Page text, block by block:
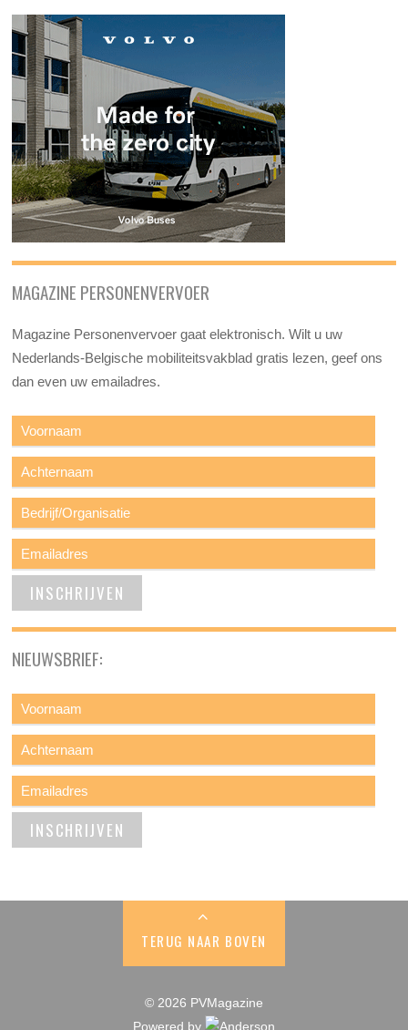
MAGAZINE PERSONENVERVOER
Magazine Personenvervoer gaat elektronisch. Wilt u uw
Nederlands-Belgische mobiliteitsvakblad gratis lezen, geef ons
dan even uw emailadres.
NIEUWSBRIEF:
TERUG NAAR BOVEN
© 2026 PVMagazine
Powered by